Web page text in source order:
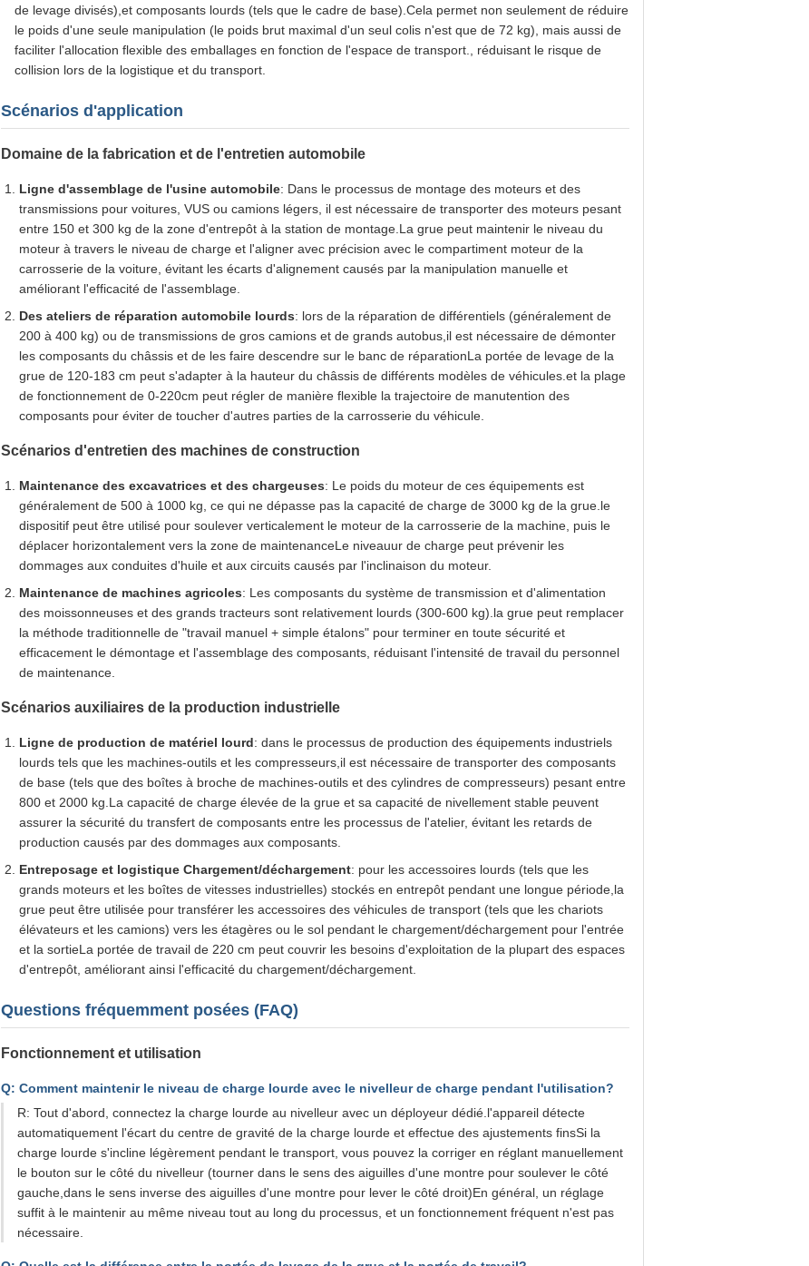
de levage divisés),et composants lourds (tels que le cadre de base).Cela permet non seulement de réduire
le poids d'une seule manipulation (le poids brut maximal d'un seul colis n'est que de 72 kg), mais aussi de
faciliter l'allocation flexible des emballages en fonction de l'espace de transport., réduisant le risque de
collision lors de la logistique et du transport.
Scénarios d'application
Domaine de la fabrication et de l'entretien automobile
Ligne d'assemblage de l'usine automobile: Dans le processus de montage des moteurs et des
transmissions pour voitures, VUS ou camions légers, il est nécessaire de transporter des moteurs pesant
entre 150 et 300 kg de la zone d'entrepôt à la station de montage.La grue peut maintenir le niveau du
moteur à travers le niveau de charge et l'aligner avec précision avec le compartiment moteur de la
carrosserie de la voiture, évitant les écarts d'alignement causés par la manipulation manuelle et
améliorant l'efficacité de l'assemblage.
Des ateliers de réparation automobile lourds: lors de la réparation de différentiels (généralement de
200 à 400 kg) ou de transmissions de gros camions et de grands autobus,il est nécessaire de démonter
les composants du châssis et de les faire descendre sur le banc de réparationLa portée de levage de la
grue de 120-183 cm peut s'adapter à la hauteur du châssis de différents modèles de véhicules.et la plage
de fonctionnement de 0-220cm peut régler de manière flexible la trajectoire de manutention des
composants pour éviter de toucher d'autres parties de la carrosserie du véhicule.
Scénarios d'entretien des machines de construction
Maintenance des excavatrices et des chargeuses: Le poids du moteur de ces équipements est
généralement de 500 à 1000 kg, ce qui ne dépasse pas la capacité de charge de 3000 kg de la grue.le
dispositif peut être utilisé pour soulever verticalement le moteur de la carrosserie de la machine, puis le
déplacer horizontalement vers la zone de maintenanceLe niveauur de charge peut prévenir les
dommages aux conduites d'huile et aux circuits causés par l'inclinaison du moteur.
Maintenance de machines agricoles: Les composants du système de transmission et d'alimentation
des moissonneuses et des grands tracteurs sont relativement lourds (300-600 kg).la grue peut remplacer
la méthode traditionnelle de "travail manuel + simple étalons" pour terminer en toute sécurité et
efficacement le démontage et l'assemblage des composants, réduisant l'intensité de travail du personnel
de maintenance.
Scénarios auxiliaires de la production industrielle
Ligne de production de matériel lourd: dans le processus de production des équipements industriels
lourds tels que les machines-outils et les compresseurs,il est nécessaire de transporter des composants
de base (tels que des boîtes à broche de machines-outils et des cylindres de compresseurs) pesant entre
800 et 2000 kg.La capacité de charge élevée de la grue et sa capacité de nivellement stable peuvent
assurer la sécurité du transfert de composants entre les processus de l'atelier, évitant les retards de
production causés par des dommages aux composants.
Entreposage et logistique Chargement/déchargement: pour les accessoires lourds (tels que les
grands moteurs et les boîtes de vitesses industrielles) stockés en entrepôt pendant une longue période,la
grue peut être utilisée pour transférer les accessoires des véhicules de transport (tels que les chariots
élévateurs et les camions) vers les étagères ou le sol pendant le chargement/déchargement pour l'entrée
et la sortieLa portée de travail de 220 cm peut couvrir les besoins d'exploitation de la plupart des espaces
d'entrepôt, améliorant ainsi l'efficacité du chargement/déchargement.
Questions fréquemment posées (FAQ)
Fonctionnement et utilisation
Q: Comment maintenir le niveau de charge lourde avec le nivelleur de charge pendant l'utilisation?
R: Tout d'abord, connectez la charge lourde au nivelleur avec un déployeur dédié.l'appareil détecte
automatiquement l'écart du centre de gravité de la charge lourde et effectue des ajustements finsSi la
charge lourde s'incline légèrement pendant le transport, vous pouvez la corriger en réglant manuellement
le bouton sur le côté du nivelleur (tourner dans le sens des aiguilles d'une montre pour soulever le côté
gauche,dans le sens inverse des aiguilles d'une montre pour lever le côté droit)En général, un réglage
suffit à le maintenir au même niveau tout au long du processus, et un fonctionnement fréquent n'est pas
nécessaire.